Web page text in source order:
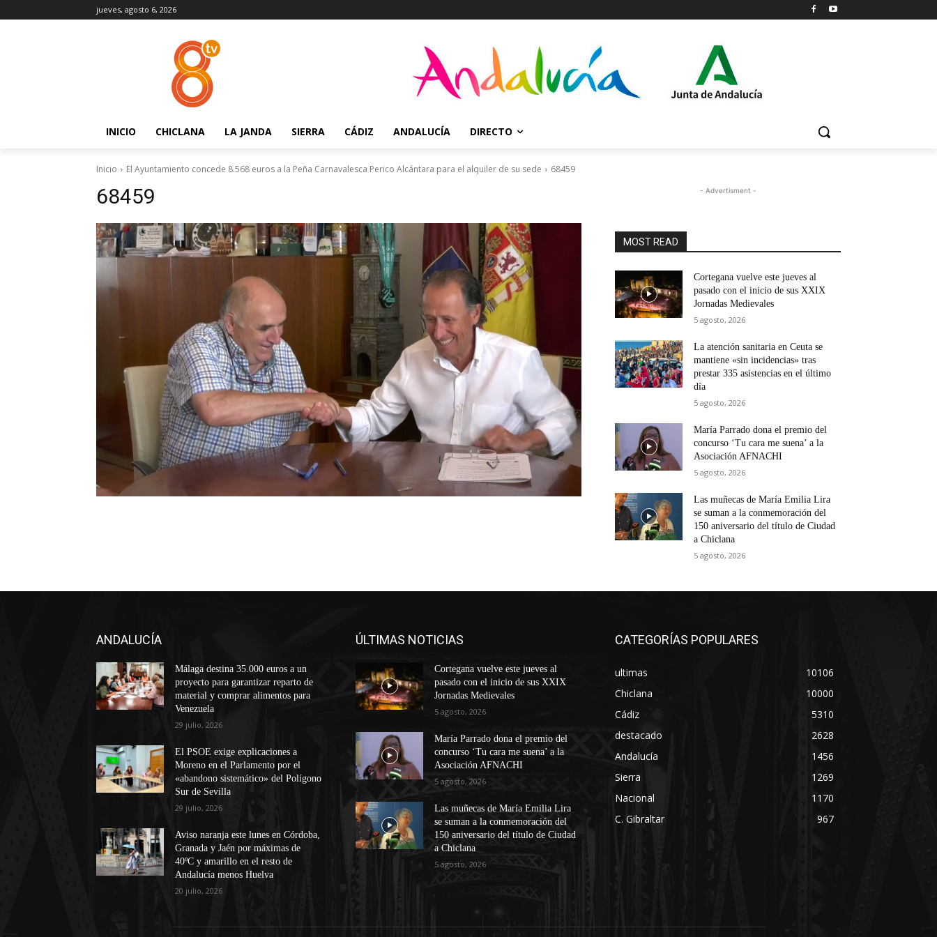
jueves, agosto 6, 2026
INICIO CHICLANA LA JANDA SIERRA CÁDIZ ANDALUCÍA DIRECTO
Inicio El Ayuntamiento concede 8.568 euros a la Peña Carnavalesca Perico Alcántara para el alquiler de su sede 68459
68459 - Advertisment -
MOST READ
Cortegana vuelve este jueves al
pasado con el inicio de sus XXIX
Jornadas Medievales
5 agosto, 2026
La atención sanitaria en Ceuta se
mantiene «sin incidencias» tras
prestar 335 asistencias en el último
día
5 agosto, 2026
María Parrado dona el premio del
concurso ‘Tu cara me suena’ a la
Asociación AFNACHI
5 agosto, 2026
Las muñecas de María Emilia Lira
se suman a la conmemoración del
150 aniversario del título de Ciudad
a Chiclana
5 agosto, 2026
ANDALUCÍA
Málaga destina 35.000 euros a un
proyecto para garantizar reparto de
material y comprar alimentos para
Venezuela
29 julio, 2026
El PSOE exige explicaciones a
Moreno en el Parlamento por el
«abandono sistemático» del Polígono
Sur de Sevilla
29 julio, 2026
Aviso naranja este lunes en Córdoba,
Granada y Jaén por máximas de
40ºC y amarillo en el resto de
Andalucía menos Huelva
20 julio, 2026
ÚLTIMAS NOTICIAS
Cortegana vuelve este jueves al
pasado con el inicio de sus XXIX
Jornadas Medievales
5 agosto, 2026
María Parrado dona el premio del
concurso ‘Tu cara me suena’ a la
Asociación AFNACHI
5 agosto, 2026
Las muñecas de María Emilia Lira
se suman a la conmemoración del
150 aniversario del título de Ciudad
a Chiclana
5 agosto, 2026
CATEGORÍAS POPULARES
ultimas
10106
Chiclana
10000
Cádiz
5310
destacado
2628
Andalucía
1456
Sierra
1269
Nacional
1170
C. Gibraltar
967